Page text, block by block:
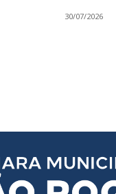
30/07/2026